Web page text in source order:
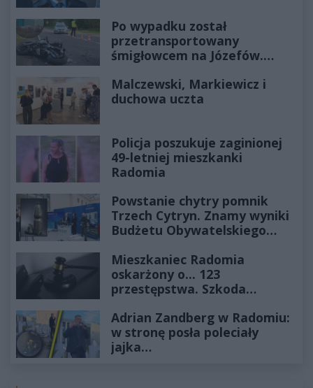
Po wypadku został
przetransportowany
śmigłowcem na Józefów.
Malczewski, Markiewicz i
duchowa uczta
Policja poszukuje zaginionej
49-letniej mieszkanki
Radomia
Powstanie chytry pomnik
Trzech Cytryn. Znamy wyniki
Budżetu Obywatelskiego
Mieszkaniec Radomia
oskarżony o... 123
przestępstwa. Szkoda
złotych
Adrian Zandberg w Radomiu:
w stronę posła poleciały
jajka…